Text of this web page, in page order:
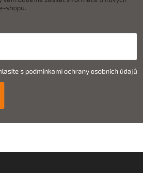
shopu.
s podmínkami ochrany osobních údajů